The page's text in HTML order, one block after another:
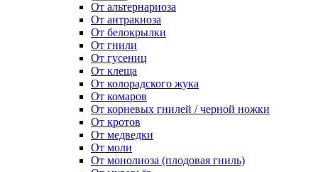
От альтернариоза
От антракноза
От белокрылки
От гнили
От гусениц
От клеща
От колорадского жука
От комаров
От корневых гнилей / черной ножки
От кротов
От медведки
От моли
От монолиоза (плодовая гниль)